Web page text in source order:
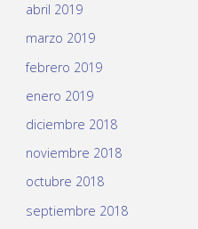
abril 2019
marzo 2019
febrero 2019
enero 2019
diciembre 2018
noviembre 2018
octubre 2018
septiembre 2018